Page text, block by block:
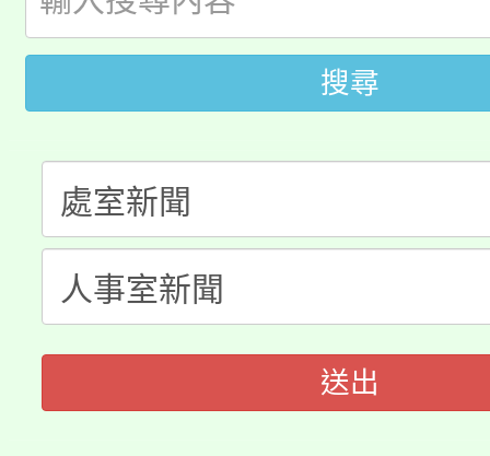
田徑場及游泳池舉行。
桃園市低收入戶享有免
視費優惠，中低收入戶
者。
大園自造教育及科技
份教師研習
淨零綠生活教案入校路
會
115年食農教育專業人
程
搜尋
送出